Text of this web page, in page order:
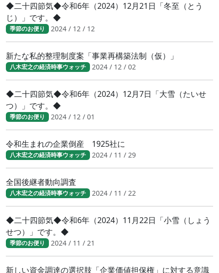
◆二十四節気◆令和6年（2024）12月21日「冬至（とう
じ）」です。◆
季節のお便り 2024 / 12 / 12
新たな私的整理制度案「事業再構築法制（仮）」
八木宏之の経済時事ウォッチ 2024 / 12 / 02
◆二十四節気◆令和6年（2024）12月7日「大雪（たいせ
つ）」です。◆
季節のお便り 2024 / 12 / 01
令和生まれの企業倒産 1925社に
八木宏之の経済時事ウォッチ 2024 / 11 / 29
全国後継者動向調査
八木宏之の経済時事ウォッチ 2024 / 11 / 22
◆二十四節気◆令和6年（2024）11月22日「小雪（しょう
せつ）」です。◆
季節のお便り 2024 / 11 / 21
新しい資金調達の選択肢「企業価値担保権」に対する意識